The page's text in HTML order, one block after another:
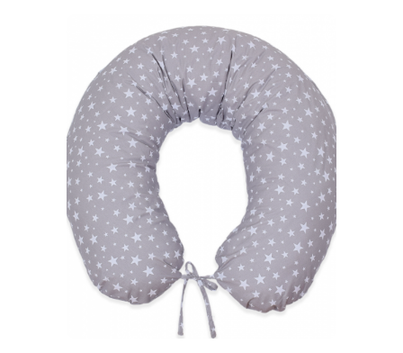
Dodaj u košaricu